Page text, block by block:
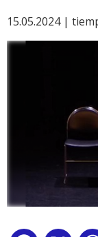
15.05.2024 |